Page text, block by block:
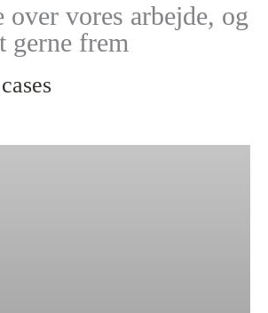
over vores arbejde, og
gerne frem